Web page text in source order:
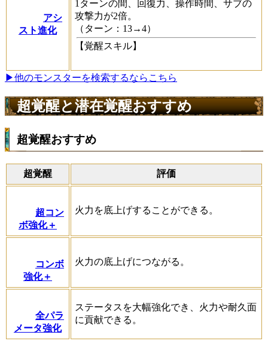
アシ
スト進化
1ターンの間、回復力、操作時間、サブの
攻撃力が2倍。
（ターン：13→4）
【覚醒スキル】
▶他のモンスターを検索するならこちら
超覚醒と潜在覚醒おすすめ
超覚醒おすすめ
超覚醒 評価
超コン
ボ強化＋
火力を底上げすることができる。
コンボ
強化＋
火力の底上げにつながる。
全パラ
メータ強化
ステータスを大幅強化でき、火力や耐久面
に貢献できる。